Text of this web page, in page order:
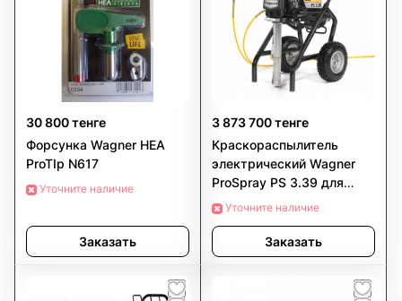
30 800 тенге
Форсунка Wagner HEA
ProTIp N617
Уточните наличие
Заказать
3 873 700 тенге
Краскораспылитель
электрический Wagner
ProSpray PS 3.39 для
дисперсий
Уточните наличие
Заказать